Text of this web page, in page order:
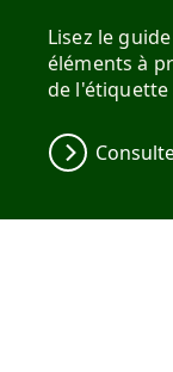
Lisez le
éléments à
de l'étiquette